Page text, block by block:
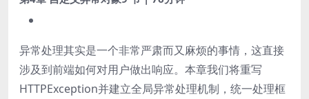
异常处理其实是一个非常严肃而又麻烦的事情，这直接
涉及到前端如何对用户做出响应。本章我们将重写
HTTPException并建立全局异常处理机制，统一处理框